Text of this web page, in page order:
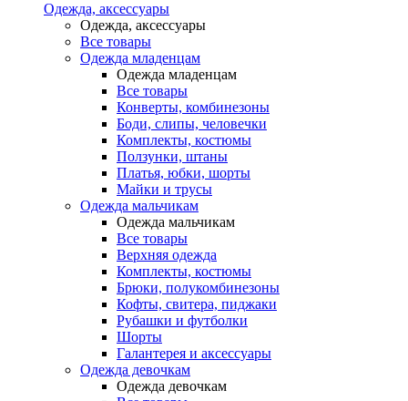
Одежда, аксессуары
Одежда, аксессуары
Все товары
Одежда младенцам
Одежда младенцам
Все товары
Конверты, комбинезоны
Боди, слипы, человечки
Комплекты, костюмы
Ползунки, штаны
Платья, юбки, шорты
Майки и трусы
Одежда мальчикам
Одежда мальчикам
Все товары
Верхняя одежда
Комплекты, костюмы
Брюки, полукомбинезоны
Кофты, свитера, пиджаки
Рубашки и футболки
Шорты
Галантерея и аксессуары
Одежда девочкам
Одежда девочкам